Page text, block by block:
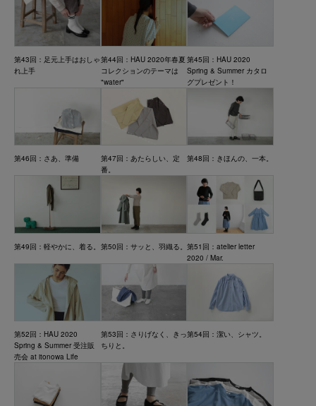
第43回：足元上手はおしゃ
れ上手
第44回：HAU 2020年春夏
コレクションのテーマは
"water"
第45回：HAU 2020
Spring & Summer カタロ
グプレゼント！
第46回：さあ、準備
第47回：あたらしい、定
番。
第48回：きほんの、一本。
第49回：軽やかに、着る。 第50回：サッと、羽織る。 第51回：atelier letter
2020 / Mar.
第52回：HAU 2020
Spring & Summer 受注販
売会 at itonowa Life
第53回：さりげなく、きっ
ちりと。
第54回：潔い、シャツ。